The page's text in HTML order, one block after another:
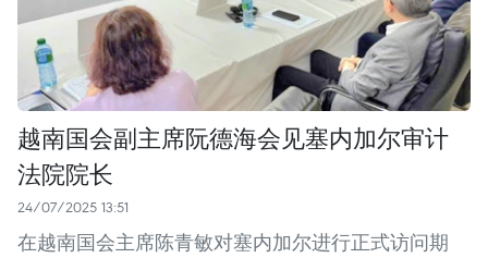
越南国会副主席阮德海会见塞内加尔审计
法院院长
24/07/2025 13:51
在越南国会主席陈青敏对塞内加尔进行正式访问期